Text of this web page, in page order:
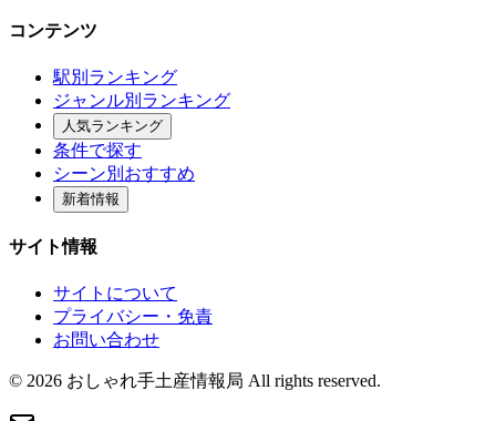
コンテンツ
駅別ランキング
ジャンル別ランキング
人気ランキング
条件で探す
シーン別おすすめ
新着情報
サイト情報
サイトについて
プライバシー・免責
お問い合わせ
© 2026 おしゃれ手土産情報局 All rights reserved.